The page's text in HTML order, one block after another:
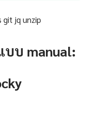
jq unzip
บบ manual: